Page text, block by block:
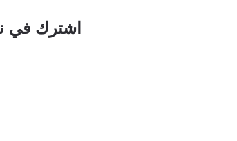
اشترك في